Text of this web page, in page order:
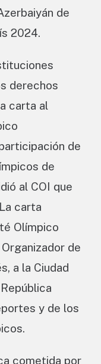
de
2024.
derechos
carta al
de
de
al COI que
carta
Olímpico
de
a la Ciudad
y de los
cometida por